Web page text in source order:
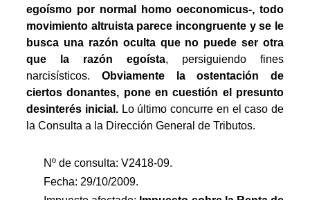
egoísmo por normal homo oeconomicus-, todo
movimiento altruista parece incongruente y se le
busca una razón oculta que no puede ser otra
que la razón egoísta, persiguiendo fines
narcisísticos. Obviamente la ostentación de
ciertos donantes, pone en cuestión el presunto
desinterés inicial. Lo último concurre en el caso de
la Consulta a la Dirección General de Tributos.
Nº de consulta: V2418-09.
Fecha: 29/10/2009.